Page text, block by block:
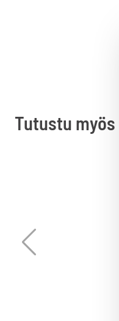
Tutustu myös